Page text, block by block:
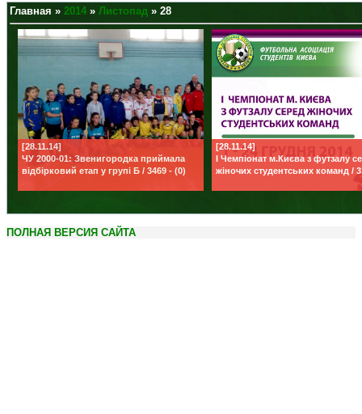
Главная » 2014 » Листопад » 28
[28.11.14]
ЧУ 2000-01: Звенигородка приймала
відбірковий етап у групі Б / 3469 - (0)
[28.11.14]
I Чемпіонат м.Києва з футзалу
жіночих студентських команд /
ПОЛНАЯ ВЕРСИЯ САЙТА